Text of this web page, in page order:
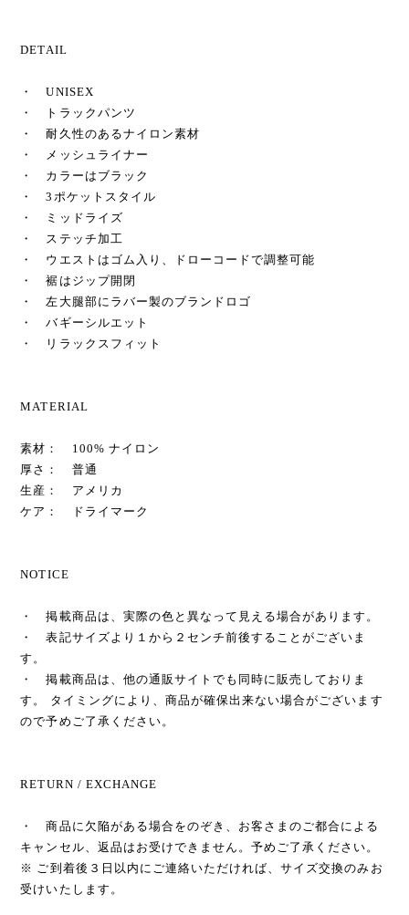
DETAIL
・ UNISEX
・ トラックパンツ
・ 耐久性のあるナイロン素材
・ メッシュライナー
・ カラーはブラック
・ 3ポケットスタイル
・ ミッドライズ
・ ステッチ加工
・ ウエストはゴム入り、ドローコードで調整可能
・ 裾はジップ開閉
・ 左大腿部にラバー製のブランドロゴ
・ バギーシルエット
・ リラックスフィット
MATERIAL
素材： 100% ナイロン
厚さ： 普通
生産： アメリカ
ケア： ドライマーク
NOTICE
・ 掲載商品は、実際の色と異なって見える場合があります。
・ 表記サイズより１から２センチ前後することがございま
す。
・ 掲載商品は、他の通販サイトでも同時に販売しておりま
す。 タイミングにより、商品が確保出来ない場合がございます
ので予めご了承ください。
RETURN / EXCHANGE
・ 商品に欠陥がある場合をのぞき、お客さまのご都合による
キャンセル、返品はお受けできません。予めご了承ください。
※ ご到着後３日以内にご連絡いただければ、サイズ交換のみお
受けいたします。